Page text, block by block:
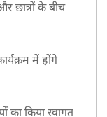
छात्रों के बीच
में होंगे
का किया स्वागत